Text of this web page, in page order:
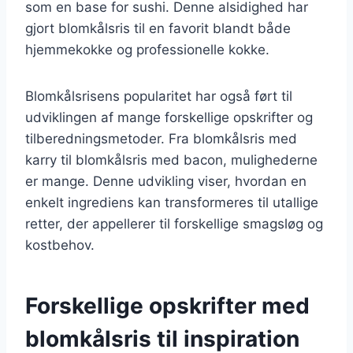
som en base for sushi. Denne alsidighed har
gjort blomkålsris til en favorit blandt både
hjemmekokke og professionelle kokke.
Blomkålsrisens popularitet har også ført til
udviklingen af mange forskellige opskrifter og
tilberedningsmetoder. Fra blomkålsris med
karry til blomkålsris med bacon, mulighederne
er mange. Denne udvikling viser, hvordan en
enkelt ingrediens kan transformeres til utallige
retter, der appellerer til forskellige smagsløg og
kostbehov.
Forskellige opskrifter med
blomkålsris til inspiration